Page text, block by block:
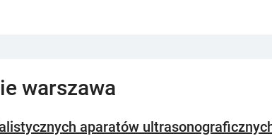
warszawa
aparatów